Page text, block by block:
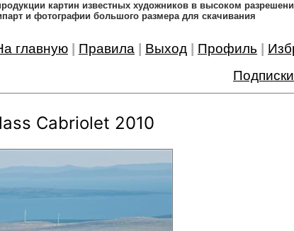
картин известных художников в высоком
и фотографии большого размера для скачивания
главную Правила Выход Профиль
Cabriolet 2010